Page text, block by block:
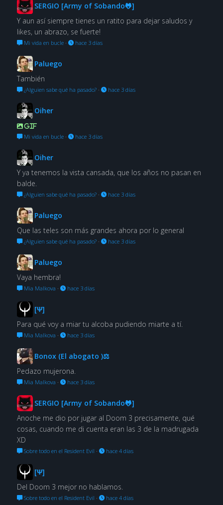
SERGIO [Army of Sobando🐸]
Y aun así siempre tienes un ratito para dejar saludos y
likes, un abrazo, se fuerte!
Mi vida en bucle· hace 3 días
Paluego
También
¿Alguien sabe qué ha pasado?· hace 3 días
Oiher
GIF
Mi vida en bucle· hace 3 días
Oiher
Y ya tenemos la vista cansada, que los años no pasan en
balde.
¿Alguien sabe qué ha pasado?· hace 3 días
Paluego
Que las teles son más grandes ahora por lo general
¿Alguien sabe qué ha pasado?· hace 3 días
Paluego
Vaya hembra!
Mia Malkova · hace 3 días
[Ψ]
Para qué voy a miar tu alcoba pudiendo miarte a tí.
Mia Malkova · hace 3 días
Bonox (El abogato )⚖
Pedazo mujerona.
Mia Malkova · hace 3 días
SERGIO [Army of Sobando🐸]
Anoche me dio por jugar al Doom 3 precisamente, qué
cosas, cuando me di cuenta eran las 3 de la madrugada
XD
Sobre todo en el Resident Evil · hace 4 días
[Ψ]
Del Doom 3 mejor no hablamos.
Sobre todo en el Resident Evil · hace 4 días